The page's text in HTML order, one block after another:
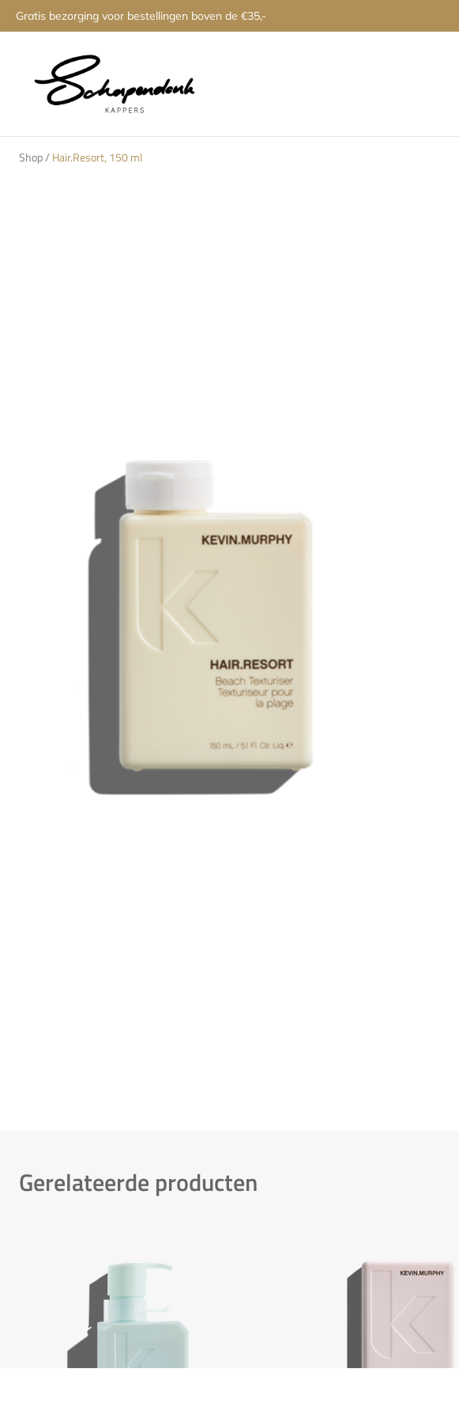
Gratis bezorging voor bestellingen boven de €35,-
Shop/ Hair.Resort, 150 ml
Gerelateerde producten